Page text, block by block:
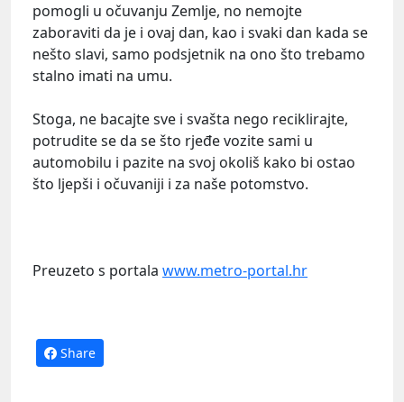
pomogli u očuvanju Zemlje, no nemojte
zaboraviti da je i ovaj dan, kao i svaki dan kada se
nešto slavi, samo podsjetnik na ono što trebamo
stalno imati na umu.
Stoga, ne bacajte sve i svašta nego reciklirajte,
potrudite se da se što rjeđe vozite sami u
automobilu i pazite na svoj okoliš kako bi ostao
što ljepši i očuvaniji i za naše potomstvo.
Preuzeto s portala www.metro-portal.hr
Share